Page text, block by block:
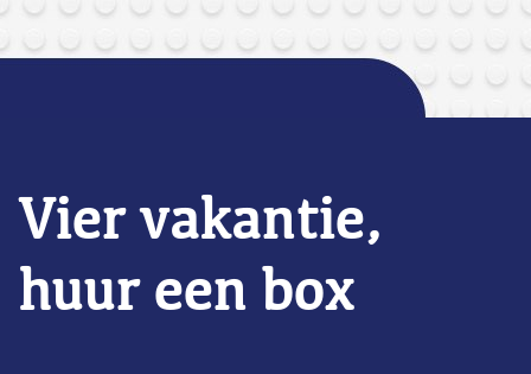
Vier vakantie,
huur een box